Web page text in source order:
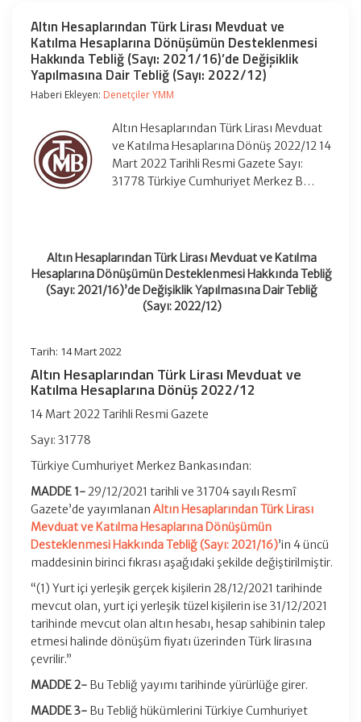
Altın Hesaplarından Türk Lirası Mevduat ve
Katılma Hesaplarına Dönüşümün Desteklenmesi
Hakkında Tebliğ (Sayı: 2021/16)’de Değişiklik
Yapılmasına Dair Tebliğ (Sayı: 2022/12)
Haberi Ekleyen: Denetçiler YMM
Altın Hesaplarından Türk Lirası Mevduat
ve Katılma Hesaplarına Dönüş 2022/12 14
Mart 2022 Tarihli Resmi Gazete Sayı:
31778 Türkiye Cumhuriyet Merkez B…
Altın Hesaplarından Türk Lirası Mevduat ve Katılma
Hesaplarına Dönüşümün Desteklenmesi Hakkında Tebliğ
(Sayı: 2021/16)’de Değişiklik Yapılmasına Dair Tebliğ
(Sayı: 2022/12)
Tarih: 14 Mart 2022
Altın Hesaplarından Türk Lirası Mevduat ve
Katılma Hesaplarına Dönüş 2022/12
14 Mart 2022 Tarihli Resmi Gazete
Sayı: 31778
Türkiye Cumhuriyet Merkez Bankasından:
MADDE 1-29/12/2021 tarihli ve 31704 sayılı Resmî
Gazete’de yayımlanan Altın Hesaplarından Türk Lirası
Mevduat ve Katılma Hesaplarına Dönüşümün
Desteklenmesi Hakkında Tebliğ (Sayı: 2021/16)’in 4 üncü
maddesinin birinci fıkrası aşağıdaki şekilde değiştirilmiştir.
“(1) Yurt içi yerleşik gerçek kişilerin 28/12/2021 tarihinde
mevcut olan, yurt içi yerleşik tüzel kişilerin ise 31/12/2021
tarihinde mevcut olan altın hesabı, hesap sahibinin talep
etmesi halinde dönüşüm fiyatı üzerinden Türk lirasına
çevrilir.”
MADDE 2- Bu Tebliğ yayımı tarihinde yürürlüğe girer.
MADDE 3- Bu Tebliğ hükümlerini Türkiye Cumhuriyet